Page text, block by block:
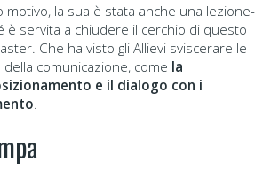
la sua è stata anche una lezione-
è servita a chiudere il cerchio di questo
Che ha visto gli Allievi sviscerare le
comunicazione, come la
e il dialogo con i